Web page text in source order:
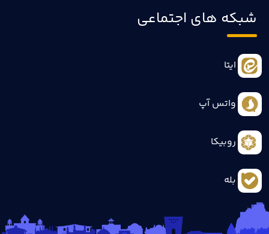
شبکه های اجتماعی
ایتا
واتس آپ
روبیکا
بله